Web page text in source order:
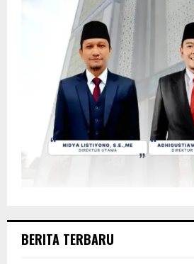
BERITA TERBARU